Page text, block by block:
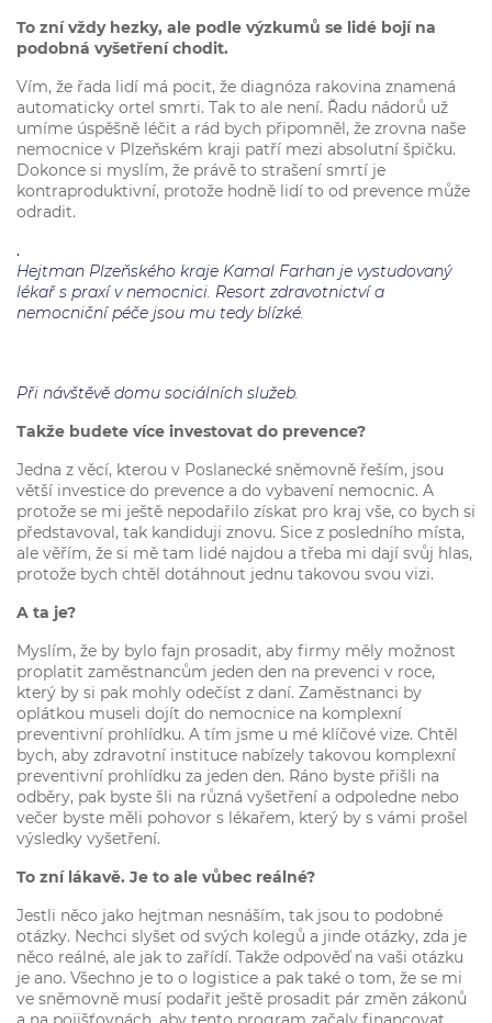
To zní vždy hezky, ale podle výzkumů se lidé bojí na
podobná vyšetření chodit.
Vím, že řada lidí má pocit, že diagnóza rakovina znamená
automaticky ortel smrti. Tak to ale není. Řadu nádorů už
umíme úspěšně léčit a rád bych připomněl, že zrovna naše
nemocnice v Plzeňském kraji patří mezi absolutní špičku.
Dokonce si myslím, že právě to strašení smrtí je
kontraproduktivní, protože hodně lidí to od prevence může
odradit.
.
Hejtman Plzeňského kraje Kamal Farhan je vystudovaný
lékař s praxí v nemocnici. Resort zdravotnictví a
nemocniční péče jsou mu tedy blízké.
Při návštěvě domu sociálních služeb.
Takže budete více investovat do prevence?
Jedna z věcí, kterou v Poslanecké sněmovně řeším, jsou
větší investice do prevence a do vybavení nemocnic. A
protože se mi ještě nepodařilo získat pro kraj vše, co bych si
představoval, tak kandiduji znovu. Sice z posledního místa,
ale věřím, že si mě tam lidé najdou a třeba mi dají svůj hlas,
protože bych chtěl dotáhnout jednu takovou svou vizi.
A ta je?
Myslím, že by bylo fajn prosadit, aby firmy měly možnost
proplatit zaměstnancům jeden den na prevenci v roce,
který by si pak mohly odečíst z daní. Zaměstnanci by
oplátkou museli dojít do nemocnice na komplexní
preventivní prohlídku. A tím jsme u mé klíčové vize. Chtěl
bych, aby zdravotní instituce nabízely takovou komplexní
preventivní prohlídku za jeden den. Ráno byste přišli na
odběry, pak byste šli na různá vyšetření a odpoledne nebo
večer byste měli pohovor s lékařem, který by s vámi prošel
výsledky vyšetření.
To zní lákavě. Je to ale vůbec reálné?
Jestli něco jako hejtman nesnáším, tak jsou to podobné
otázky. Nechci slyšet od svých kolegů a jinde otázky, zda je
něco reálné, ale jak to zařídí. Takže odpověď na vaši otázku
je ano. Všechno je to o logistice a pak také o tom, že se mi
ve sněmovně musí podařit ještě prosadit pár změn zákonů